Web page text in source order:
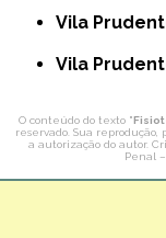
Vila
Vila
O conteúdo do texto "
reservado. Sua reprodução,
a autorização do autor.
Penal –